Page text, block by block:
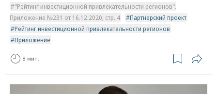
"Рейтинг инвестиционной привлекательности регионов".
Приложение №231 от 16.12.2020, стр. 4
Партнерский проект
Рейтинг инвестиционной привлекательности регионов
Приложение
8 мин.